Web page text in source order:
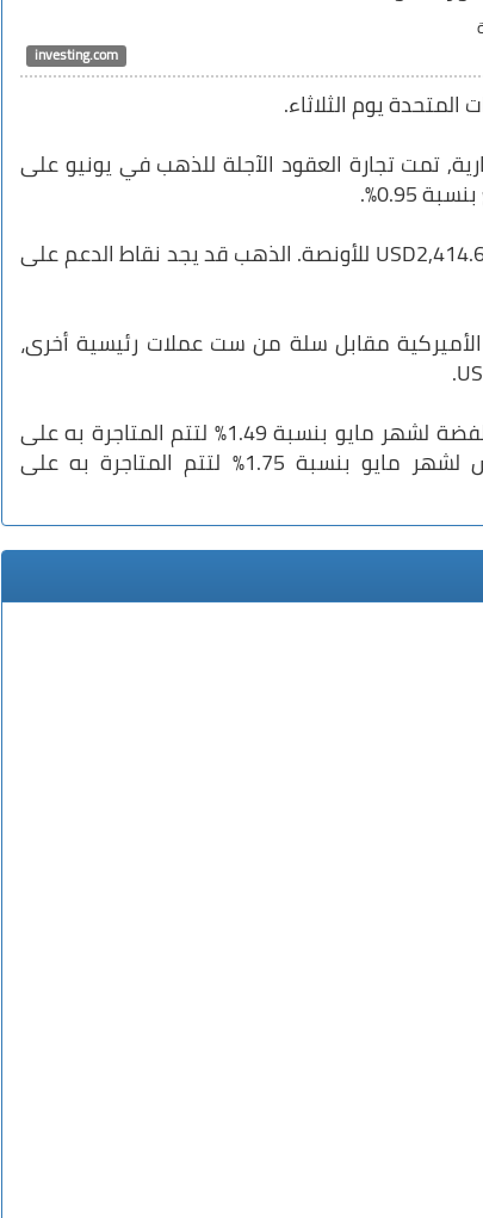
investing.com
المتحدة يوم الثلاثاء.
تمت تجارة العقود الآجلة للذهب في يونيو على
لقد تمت المتاجرة مسبقا على جلسة إرتفاع USD2,414.65 للأونصة. الذهب قد يجد نقاط الدعم على
مقابل سلة من ست عملات رئيسية أخرى،
في الوقت نفسه على كومكس, هبط سعر الفضة لشهر مايو بنسبة 1.49% لتتم المتاجرة به على
USD28.29 للأونصة بينما هبط سعر النحاس لشهر مايو بنسبة 1.75% لتتم المتاجرة به على